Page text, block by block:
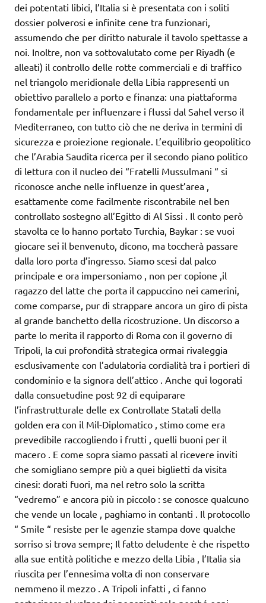
dei potentati libici, l’Italia si è presentata con i soliti
dossier polverosi e infinite cene tra funzionari,
assumendo che per diritto naturale il tavolo spettasse a
noi. Inoltre, non va sottovalutato come per Riyadh (e
alleati) il controllo delle rotte commerciali e di traffico
nel triangolo meridionale della Libia rappresenti un
obiettivo parallelo a porto e finanza: una piattaforma
fondamentale per influenzare i flussi dal Sahel verso il
Mediterraneo, con tutto ciò che ne deriva in termini di
sicurezza e proiezione regionale. L’equilibrio geopolitico
che l’Arabia Saudita ricerca per il secondo piano politico
di lettura con il nucleo dei “Fratelli Mussulmani “ si
riconosce anche nelle influenze in quest’area ,
esattamente come facilmente riscontrabile nel ben
controllato sostegno all’Egitto di Al Sissi . Il conto però
stavolta ce lo hanno portato Turchia, Baykar : se vuoi
giocare sei il benvenuto, dicono, ma toccherà passare
dalla loro porta d’ingresso. Siamo scesi dal palco
principale e ora impersoniamo , non per copione ,il
ragazzo del latte che porta il cappuccino nei camerini,
come comparse, pur di strappare ancora un giro di pista
al grande banchetto della ricostruzione. Un discorso a
parte lo merita il rapporto di Roma con il governo di
Tripoli, la cui profondità strategica ormai rivaleggia
esclusivamente con l’adulatoria cordialità tra i portieri di
condominio e la signora dell’attico . Anche qui logorati
dalla consuetudine post 92 di equiparare
l’infrastrutturale delle ex Controllate Statali della
golden era con il Mil-Diplomatico , stimo come era
prevedibile raccogliendo i frutti , quelli buoni per il
macero . E come sopra siamo passati al ricevere inviti
che somigliano sempre più a quei biglietti da visita
cinesi: dorati fuori, ma nel retro solo la scritta
“vedremo” e ancora più in piccolo : se conosce qualcuno
che vende un locale , paghiamo in contanti . Il protocollo
“ Smile “ resiste per le agenzie stampa dove qualche
sorriso si trova sempre; Il fatto deludente è che rispetto
alla sue entità politiche e mezzo della Libia , l’Italia sia
riuscita per l’ennesima volta di non conservare
nemmeno il mezzo . A Tripoli infatti , ci fanno